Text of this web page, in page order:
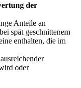
der
Anteile an
spät geschnittenem
enthalten, die im
oder